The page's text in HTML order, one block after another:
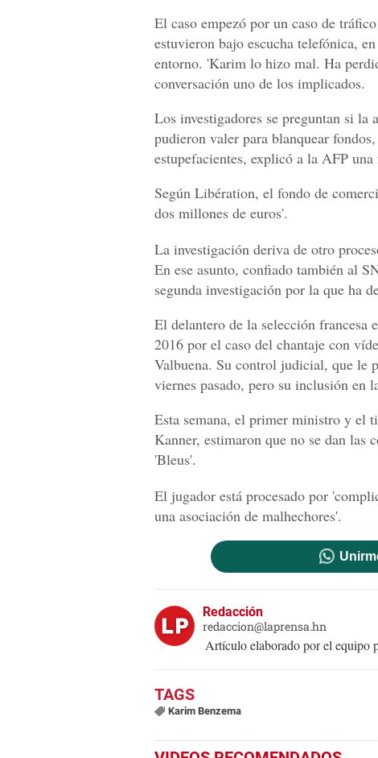
El caso empezó por un caso de
estuvieron bajo escucha telefónica,
entorno. 'Karim lo hizo mal. Ha
conversación uno de los implicados.
Los investigadores se preguntan si
pudieron valer para blanquear
estupefacientes, explicó a la AFP
Según Libération, el fondo de
dos millones de euros'.
La investigación deriva de otro
En ese asunto, confiado también al
segunda investigación por la que ha
El delantero de la selección francesa
2016 por el caso del chantaje con
Valbuena. Su control judicial, que le
viernes pasado, pero su inclusión en
Esta semana, el primer ministro y el
Kanner, estimaron que no se dan las
'Bleus'.
El jugador está procesado por
una asociación de malhechores'.
Redacción
redaccion@laprensa.hn
Artículo elaborado por el
Karim Benzema